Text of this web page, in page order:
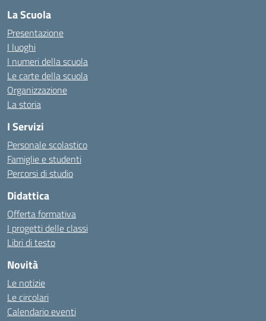
La Scuola
Presentazione
I luoghi
I numeri della scuola
Le carte della scuola
Organizzazione
La storia
I Servizi
Personale scolastico
Famiglie e studenti
Percorsi di studio
Didattica
Offerta formativa
I progetti delle classi
Libri di testo
Novità
Le notizie
Le circolari
Calendario eventi